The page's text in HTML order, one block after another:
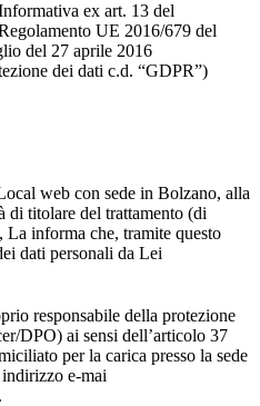
ex art. 13 del
UE 2016/679 del
del 27 aprile 2016
dei dati c.d. “GDPR”)
web con sede in Bolzano, alla
di titolare del trattamento (di
La informa che, tramite questo
dati personali da Lei
responsabile della protezione
DPO) ai sensi dell’articolo 37
per la carica presso la sede
indirizzo e-mai
.